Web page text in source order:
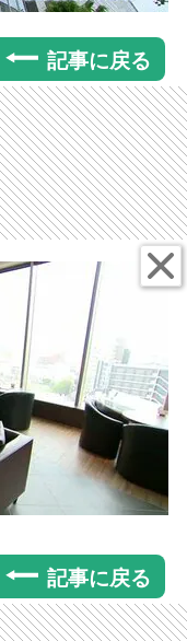
記事に戻る
記事に戻る